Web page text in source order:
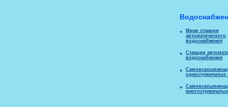
Мини станции
автоматического
водоснабжения
Станции
водоснабжения
одноступенчатые